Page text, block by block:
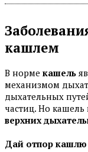
кашлем
В норме кашель
механизмом
дыхательных
частиц. Но
верхних
Дай отпор кашлю